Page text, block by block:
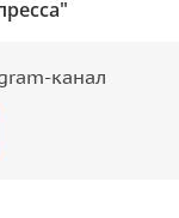
канал